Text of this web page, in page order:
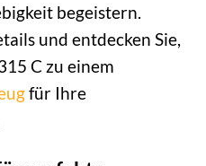
begeistern.
und entdecken Sie,
C zu einem
für Ihre